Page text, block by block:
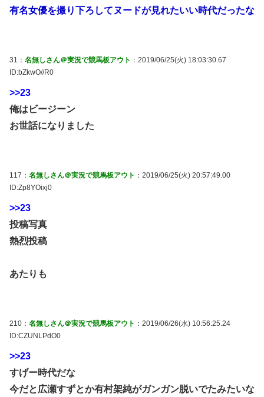
有名女優を撮り下ろしてヌードが見れたいい時代だったな
31： 名無しさん＠実況で競馬板アウト ：2019/06/25(火) 18:03:30.67
ID:bZkwO//R0
>>23
俺はビージーン
お世話になりました
117： 名無しさん＠実況で競馬板アウト ：2019/06/25(火) 20:57:49.00
ID:Zp8YOixj0
>>23
投稿写真
熱烈投稿
あたりも
210： 名無しさん＠実況で競馬板アウト ：2019/06/26(水) 10:56:25.24
ID:CZUNLPdO0
>>23
すげー時代だな
今だと広瀬すずとか有村架純がガンガン脱いでたみたいな